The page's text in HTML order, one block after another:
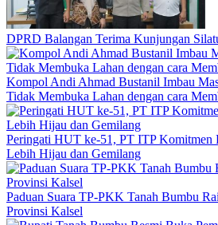
DPRD Balangan Terima Kunjungan
Kompol Andi Ahmad Bustanil Imbau
Tidak Membuka Lahan dengan cara
Peringati HUT ke-51, PT ITP Komitmen
Lebih Hijau dan Gemilang
Paduan Suara TP-PKK Tanah Bumbu
Provinsi Kalsel